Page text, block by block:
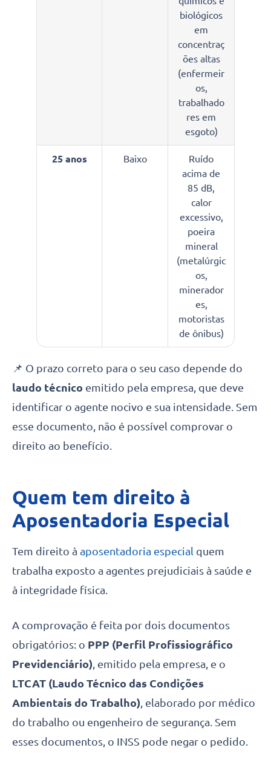
biológicos
em
concentraç
ões altas
(enfermeir
os,
trabalhado
res em
esgoto)
25 anos Baixo
Ruído
acima de
85 dB,
calor
excessivo,
poeira
mineral
(metalúrgic
os,
minerador
es,
motoristas
de ônibus)
📌 O prazo correto para o seu caso depende do
laudo técnico emitido pela empresa, que deve
identificar o agente nocivo e sua intensidade. Sem
esse documento, não é possível comprovar o
direito ao benefício.
Quem tem direito à
Aposentadoria Especial
Tem direito à aposentadoria especial quem
trabalha exposto a agentes prejudiciais à saúde e
à integridade física.
A comprovação é feita por dois documentos
obrigatórios: o PPP (Perfil Profissiográfico
Previdenciário), emitido pela empresa, e o
LTCAT (Laudo Técnico das Condições
Ambientais do Trabalho), elaborado por médico
do trabalho ou engenheiro de segurança. Sem
esses documentos, o INSS pode negar o pedido.